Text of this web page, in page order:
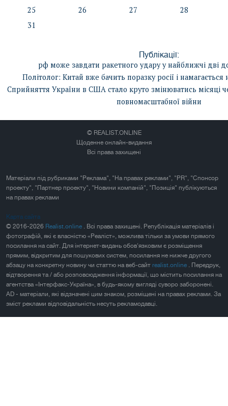
25
26 27
28
31
Публікації:
рф може завдати ракетного удару у найближчі дві
Політолог: Китай вже бачить поразку росії і
Сприйняття України в США стало круто змінюватись місяці
повномасштабної війни
© REALIST.ONLINE
Щоденне онлайн-видання
Всі права захищені
Матеріали під рубриками "Реклама", "На правах реклами", "PR", "Спонсор
проекту", "Партнер проекту", "Новини компаній", "Позиція" публікуються
на правах реклами
Карта сайта
© 2016-2026 Realist.online . Всі права захищені. Републікація матеріалів і
фотографій, які є власністю «Реаліст», можлива тільки за умови прямого
посилання на сайт. Для інтернет-видань обов'язковим є розміщення
прямим, відкритим для пошукових систем, посилання не нижче другого
абзацу на конкретну новину чи статтю на веб-сайт realist.online . Передрук,
відтворення та / або розповсюдження інформації, що містить посилання на
агентства «Інтерфакс-Україна», в будь-якому вигляді суворо заборонені.
AD - матеріали, які відзначені цим знаком, розміщені на правах реклами. За
зміст реклами відповідальність несуть рекламодавці.